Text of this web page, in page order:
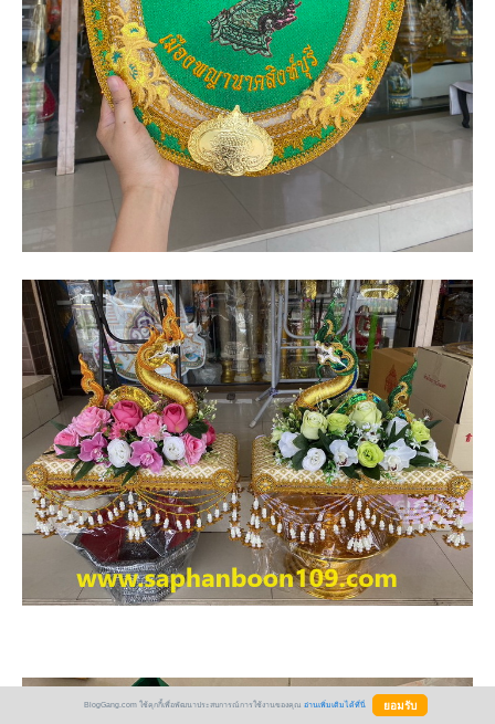
BlogGang.com ใช้คุกกี้เพื่อพัฒนาประสบการณ์การใช้งานของคุณ อ่านเพิ่มเติมได้ที่นี่